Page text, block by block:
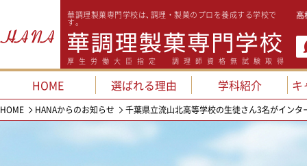
華調理製菓専門学校は､調理・製菓のプロを養成する学校で
す。
厚生労働大臣指定 調理師資格無試験取得
高
HOME 選ばれる理由 学科紹介 キ
HOME HANAからのお知らせ 千葉県立流山北高等学校の生徒さん3名がイン